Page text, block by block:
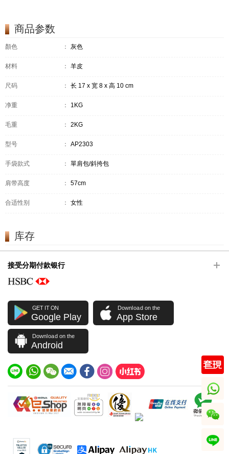
商品参数
顏色 ： 灰色
材料 ： 羊皮
尺码 ： 长 17 x 宽 8 x 高 10 cm
净重 ： 1KG
毛重 ： 2KG
型号 ： AP2303
手袋款式 ： 單肩包/斜挎包
肩带高度 ： 57cm
合适性别 ： 女性
库存
接受分期付款银行
GET IT ON
Google Play
Download on the
App Store
Download on the
Android